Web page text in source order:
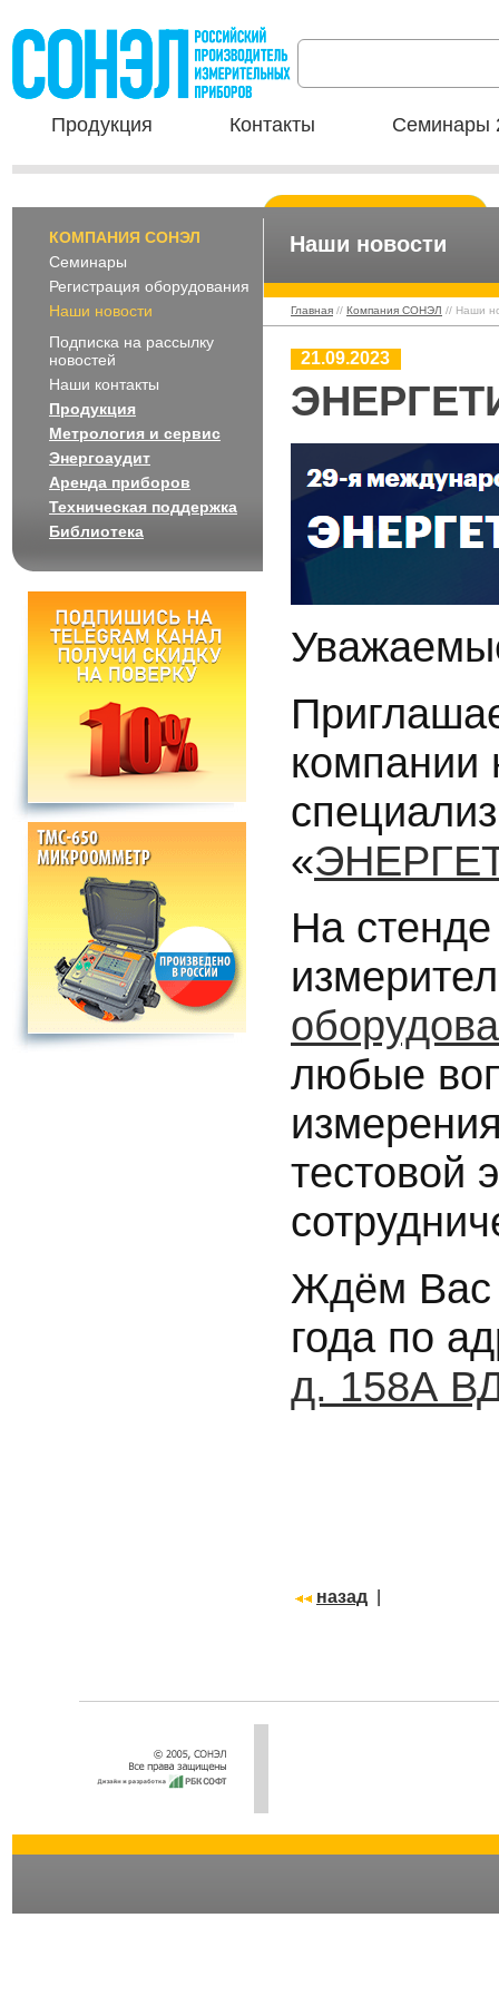
Продукция Контакты Семинары
КОМПАНИЯ СОНЭЛ
Семинары
Регистрация оборудования
Наши новости
Подписка на рассылку
новостей
Наши контакты
Продукция
Метрология и сервис
Энергоаудит
Аренда приборов
Техническая поддержка
Библиотека
Наши новости
Главная // Компания СОНЭЛ // Наши
21.09.2023
компании
«
На
любые
тестовой
Ждём Вас
года по
д. 158А
назад